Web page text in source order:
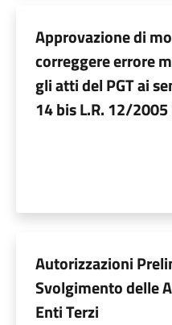
Approvazione di
correggere errore
gli atti del PGT ai
14 bis L.R. 12/
Autorizzazioni
Svolgimento delle
Enti Terzi